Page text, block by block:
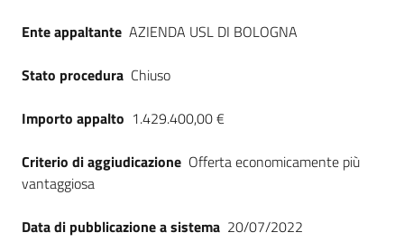
Ente appaltante AZIENDA USL DI BOLOGNA
Stato procedura Chiuso
Importo appalto 1.429.400,00 €
Criterio di aggiudicazione Offerta economicamente più
vantaggiosa
Data di pubblicazione a sistema 20/07/2022